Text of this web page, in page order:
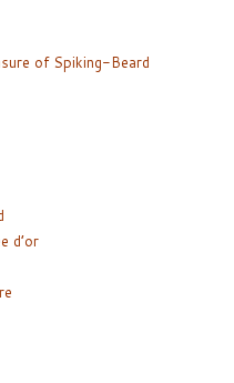
of Spiking-Beard
d’or